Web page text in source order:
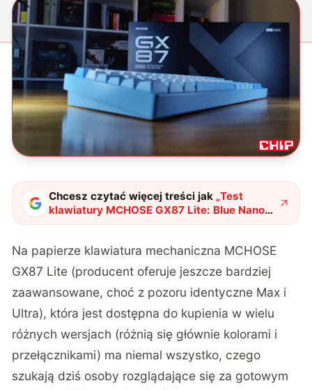
Chcesz czytać więcej treści jak „Test
klawiatury MCHOSE GX87 Lite: Blue Nano
Spraying"?
Na papierze klawiatura mechaniczna MCHOSE
GX87 Lite (producent oferuje jeszcze bardziej
zaawansowane, choć z pozoru identyczne Max i
Ultra), która jest dostępna do kupienia w wielu
różnych wersjach (różnią się głównie kolorami i
przełącznikami) ma niemal wszystko, czego
szukają dziś osoby rozglądające się za gotowym